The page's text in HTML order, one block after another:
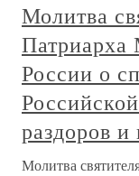
Молитва
Патриарха
России о
раздоров и
Молитва